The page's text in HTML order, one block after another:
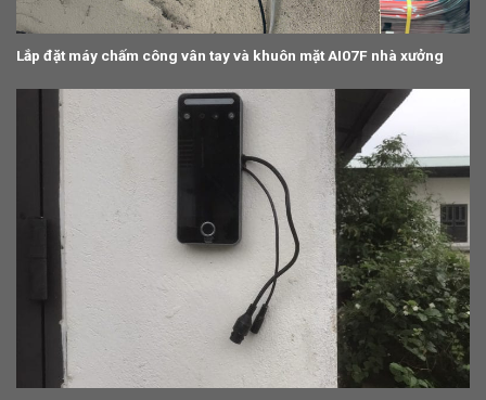
Lắp đặt máy chấm công vân tay và khuôn mặt AI07F nhà xưởng